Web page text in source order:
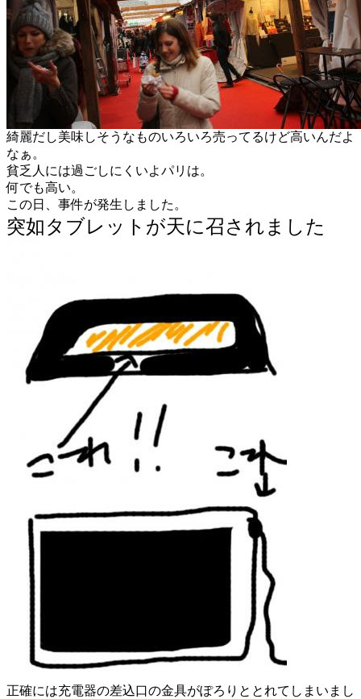
綺麗だし美味しそうなものいろいろ売ってるけど高いんだよ
なぁ。
貧乏人には過ごしにくいよパリは。
何でも高い。
この日、事件が発生しました。
突如タブレットが天に召されました
正確には充電器の差込口の金具がぽろりととれてしまいまし